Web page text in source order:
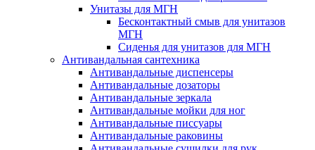
Унитазы для МГН
Бесконтактный смыв для унитазов
МГН
Сиденья для унитазов для МГН
Антивандальная сантехника
Антивандальные диспенсеры
Антивандальные дозаторы
Антивандальные зеркала
Антивандальные мойки для ног
Антивандальные писсуары
Антивандальные раковины